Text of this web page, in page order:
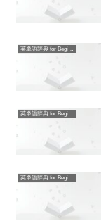
英単語辞典 for Beginners
英単語辞典 for Beginners
英単語辞典 for Beginners